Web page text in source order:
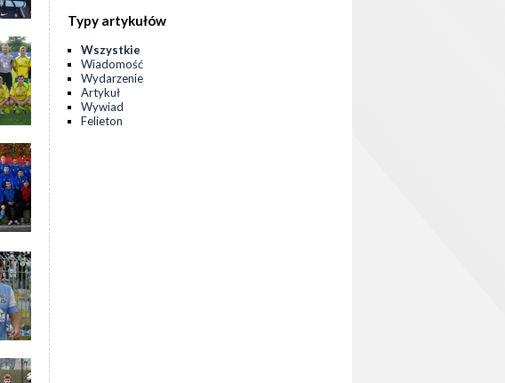
Typy artykułów
Wszystkie
Wiadomość
Wydarzenie
Artykuł
Wywiad
Felieton